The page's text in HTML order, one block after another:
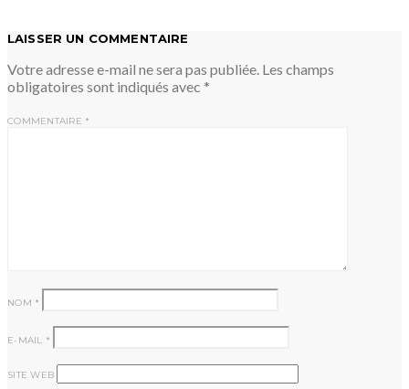
LAISSER UN COMMENTAIRE
Votre adresse e-mail ne sera pas publiée. Les champs
obligatoires sont indiqués avec *
COMMENTAIRE *
NOM *
E-MAIL *
SITE WEB